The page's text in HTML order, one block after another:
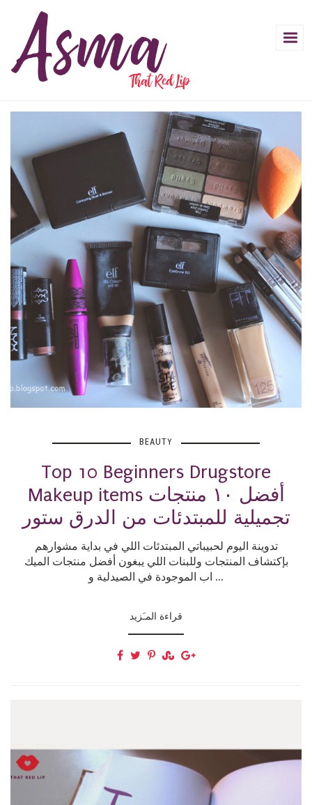
BEAUTY
Top 10 Beginners Drugstore
Makeup items أفضل ١٠ منتجات
تجميلية للمبتدئات من الدرق ستور
تدوينة اليوم لحبيباتي المبتدئات اللي في بداية مشوارهم
بإكتشاف المنتجات وللبنات اللي يبغون أفضل منتجات الميك
اب الموجودة في الصيدلية و ...
قراءة المـَزيد